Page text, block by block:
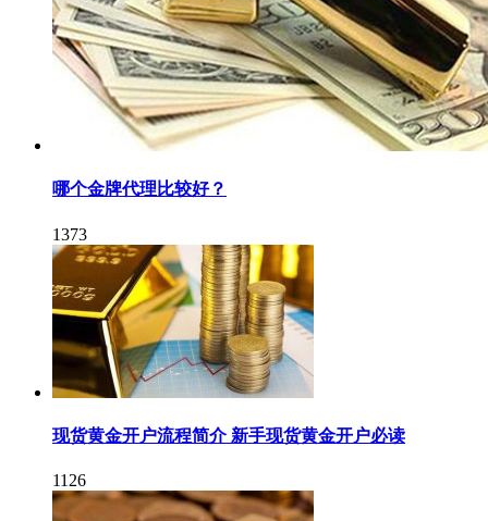
哪个金牌代理比较好？
1373
现货黄金开户流程简介 新手现货黄金开户必读
1126